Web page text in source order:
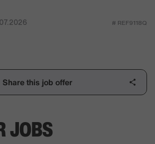
# REF9118Q
Share this job offer
JOBS